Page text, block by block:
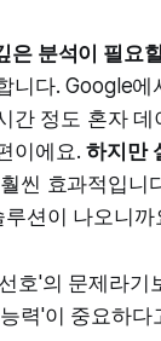
은 분석이 필요
니다. Google
간 정도 혼자 데
이에요.하지만
씬 효과적입니
션이 나오니까
호'의 문제라기
력'이 중요하다